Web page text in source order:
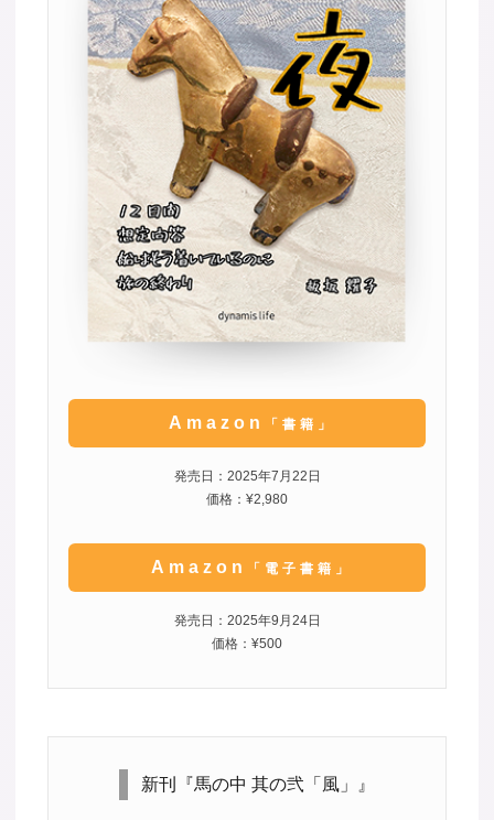
Amazon 「書籍」
発売日：2025年7月22日
価格：¥2,980
Amazon 「電子書籍」
発売日：2025年9月24日
価格：¥500
新刊『馬の中 其の弐「風」』